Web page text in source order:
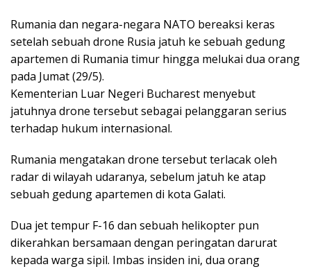
Rumania dan negara-negara NATO bereaksi keras
setelah sebuah drone Rusia jatuh ke sebuah gedung
apartemen di Rumania timur hingga melukai dua orang
pada Jumat (29/5).
Kementerian Luar Negeri Bucharest menyebut
jatuhnya drone tersebut sebagai pelanggaran serius
terhadap hukum internasional.
Rumania mengatakan drone tersebut terlacak oleh
radar di wilayah udaranya, sebelum jatuh ke atap
sebuah gedung apartemen di kota Galati.
Dua jet tempur F-16 dan sebuah helikopter pun
dikerahkan bersamaan dengan peringatan darurat
kepada warga sipil. Imbas insiden ini, dua orang